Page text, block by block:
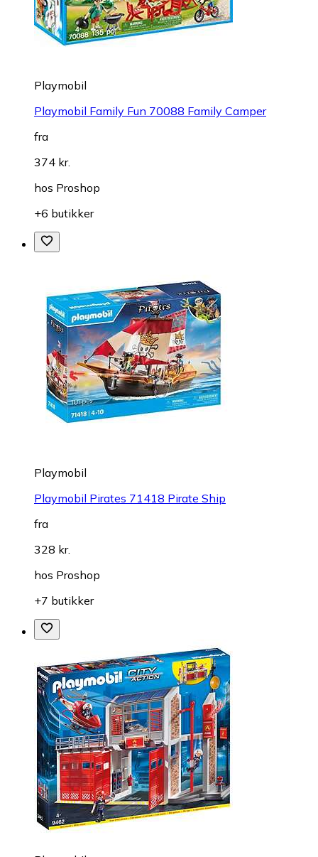
Playmobil
Playmobil Family Fun 70088 Family Camper
fra
374 kr.
hos Proshop
+6 butikker
Playmobil
Playmobil Pirates 71418 Pirate Ship
fra
328 kr.
hos Proshop
+7 butikker